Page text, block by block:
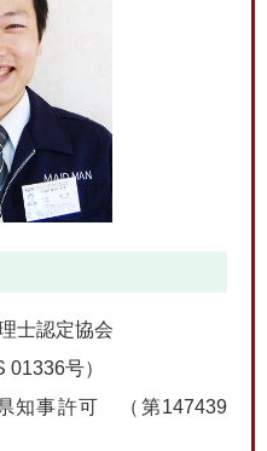
士認定協会
号）
知事許可 （第147439